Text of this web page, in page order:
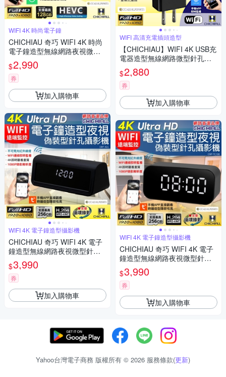
WIFI 4K 時尚電子鐘
CHICHIAU 奇巧 WIFI 4K 時尚
電子鐘造型無線網路夜視微型
針孔攝影機CK1 影音記錄器
$2,990
券
加入購物車
WIFI 4K 電子鐘造型攝影機
CHICHIAU 奇巧 WIFI 4K 電子
鐘造型無線網路夜視微型針孔
攝影機A21 影音記錄器
$3,990
券
加入購物車
WIFI 高清充電插頭造型
【CHICHIAU】WIFI 4K USB充
電器造型無線網路微型針孔攝
影機M7
$2,880
券
加入購物車
WIFI 4K 電子鐘造型攝影機
CHICHIAU 奇巧 WIFI 4K 電子
鐘造型無線網路夜視微型針孔
攝影機TC100 影音記錄器
$3,990
券
加入購物車
Yahoo台灣電子商務 版權所有 © 2026 服務條款(更新)